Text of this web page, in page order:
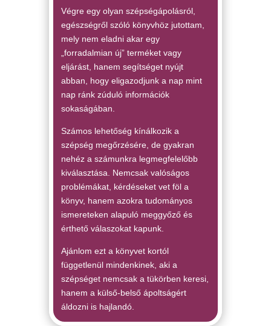
Végre egy olyan szépségápolásról,
egészségről szóló könyvhöz jutottam,
mely nem eladni akar egy
„forradalmian új” terméket vagy
eljárást, hanem segítséget nyújt
abban, hogy eligazodjunk a nap mint
nap ránk zúduló információk
sokaságában.
Számos lehetőség kínálkozik a
szépség megőrzésére, de gyakran
nehéz a számunkra legmegfelelőbb
kiválasztása. Nemcsak valóságos
problémákat, kérdéseket vet föl a
könyv, hanem azokra tudományos
ismereteken alapuló meggyőző és
érthető válaszokat kapunk.
Ajánlom ezt a könyvet kortól
függetlenül mindenkinek, aki a
szépséget nemcsak a tükörben keresi,
hanem a külső-belső ápoltságért
áldozni is hajlandó.